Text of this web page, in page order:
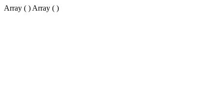
Array ( ) Array ( )